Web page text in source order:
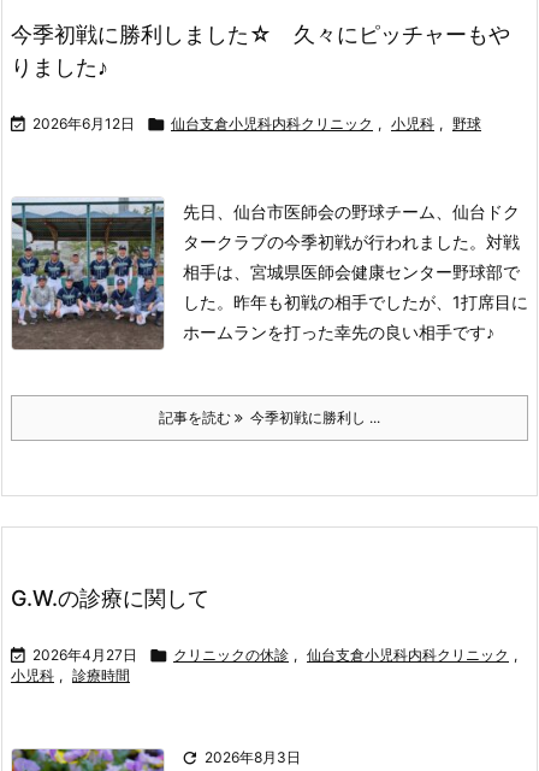
今季初戦に勝利しました☆ 久々にピッチャーもや
りました♪
 2026年6月12日  仙台支倉小児科内科クリニック , 小児科 , 野球
先日、仙台市医師会の野球チーム、仙台ドク
タークラブの今季初戦が行われました。 対戦
相手は、宮城県医師会健康センター野球部で
した。 昨年も初戦の相手でしたが、1打席目に
ホームランを打った幸先の良い相手です♪
記事を読む 今季初戦に勝利し ...
G.W.の診療に関して
 2026年4月27日  クリニックの休診 , 仙台支倉小児科内科クリニック ,
小児科 , 診療時間
 2026年8月3日